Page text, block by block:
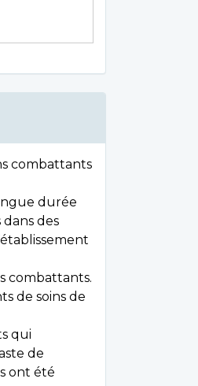
combattants
durée
des
combattants.
de soins de
qui
de
ont été